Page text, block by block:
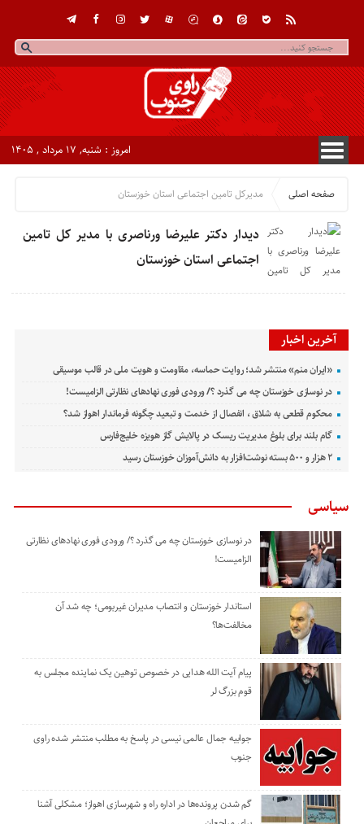
امروز : شنبه, ۱۷ مرداد , ۱۴۰۵
صفحه اصلی مدیرکل تامین اجتماعی استان خوزستان
دیدار دکتر علیرضا ورناصری با مدیر کل تامین
اجتماعی استان خوزستان
آخرین اخبار
«ایران منم» منتشر شد؛ روایت حماسه، مقاومت و هویت ملی در قالب موسیقی
در نوسازی خوزستان چه می گذرد ؟/ ورودی فوری نهادهای نظارتی الزامیست!
محکوم قطعی به شلاق ، انفصال از خدمت و تبعید چگونه فرماندار اهواز شد؟
گام بلند برای بلوغ مدیریت ریسک در پالایش گاز هویزه خلیج‌فارس
۲ هزار و ۵۰۰ بسته نوشت‌افزار به دانش‌آموزان خوزستان رسید
سیاسی
در نوسازی خوزستان چه می گذرد ؟/ ورودی فوری نهادهای نظارتی
الزامیست!
استاندار خوزستان و انتصاب مدیران غیربومی؛ چه شد آن
مخالفت‌ها؟
پیام آیت الله هدایی در خصوص توهین یک نماینده مجلس به
قوم بزرگ لر
جوابیه جمال عالمی نیسی در پاسخ به مطلب منتشر شده راوی
جنوب
گم شدن پرونده‌ها در اداره راه و شهرسازی اهواز؛ مشکلی آشنا